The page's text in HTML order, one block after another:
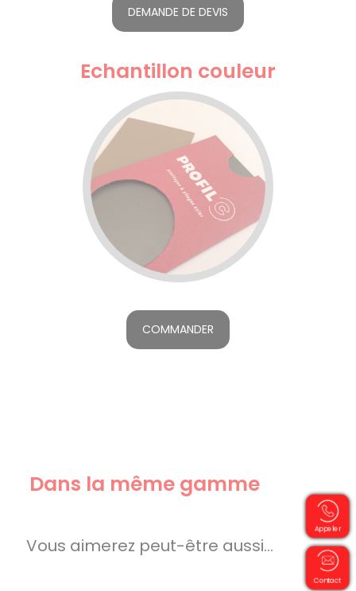
DEMANDE DE DEVIS
Echantillon couleur
COMMANDER
Dans la même gamme
Vous aimerez peut-être aussi…
Appeler
Contact